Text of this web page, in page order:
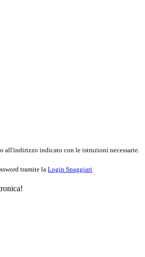
all'indirizzo indicato con le istruzioni necessarie.
tramite la Login Spaggiari